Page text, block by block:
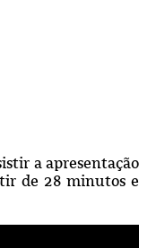
a apresentação
de 28 minutos e